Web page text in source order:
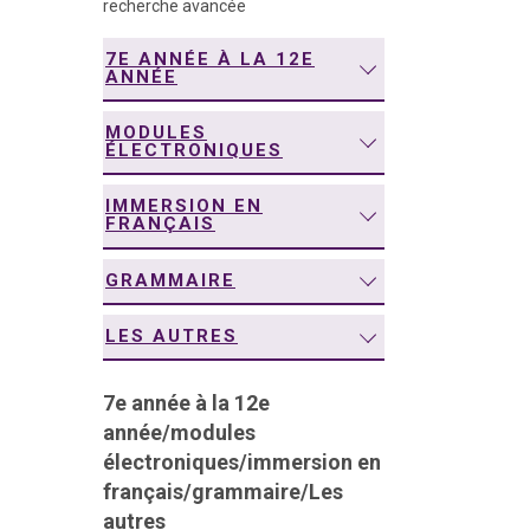
recherche avancée
7E ANNÉE À LA 12E
ANNÉE
MODULES
ÉLECTRONIQUES
IMMERSION EN
FRANÇAIS
GRAMMAIRE
LES AUTRES
7e année à la 12e
année/modules
électroniques/immersion en
français/grammaire/Les
autres